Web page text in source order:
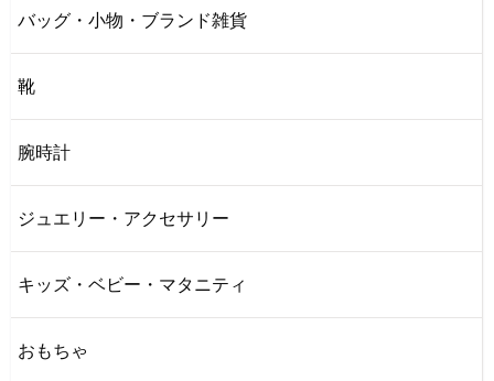
バッグ・小物・ブランド雑貨
靴
腕時計
ジュエリー・アクセサリー
キッズ・ベビー・マタニティ
おもちゃ